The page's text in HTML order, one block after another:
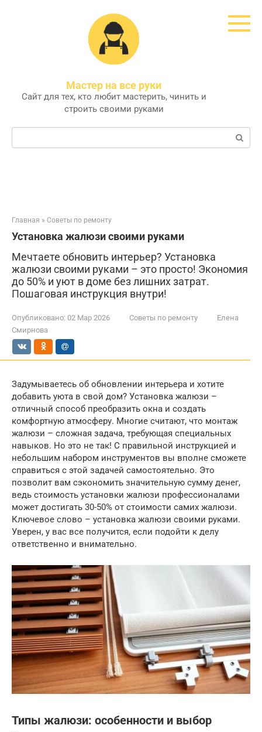
Мастер на все руки
Сайт для тех, кто любит мастерить, чинить и
строить своими руками
Поиск:
Главная » Советы по ремонту
Установка жалюзи своими руками
Мечтаете обновить интерьер? Установка
жалюзи своими руками – это просто! Экономия
до 50% и уют в доме без лишних затрат.
Пошаговая инструкция внутри!
Опубликовано: 02 Мар 2026 Советы по ремонту
Елена
Смирнова
Задумываетесь об обновлении интерьера и хотите
добавить уюта в свой дом? Установка жалюзи –
отличный способ преобразить окна и создать
комфортную атмосферу. Многие считают, что монтаж
жалюзи – сложная задача, требующая специальных
навыков. Но это не так! С правильной инструкцией и
небольшим набором инструментов вы вполне сможете
справиться с этой задачей самостоятельно. Это
позволит вам сэкономить значительную сумму денег,
ведь стоимость установки жалюзи профессионалами
может достигать 30-50% от стоимости самих жалюзи.
Ключевое слово – установка жалюзи своими руками.
Уверен, у вас все получится, если подойти к делу
ответственно и внимательно.
Типы жалюзи: особенности и выбор